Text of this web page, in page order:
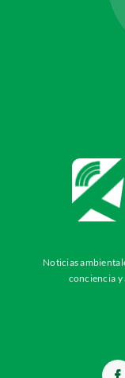
Noticias
conciencia y